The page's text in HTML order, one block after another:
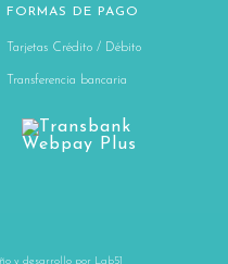
FORMAS DE PAGO
Tarjetas Crédito / Débito
Transferencia bancaria
y desarrollo por Lab51